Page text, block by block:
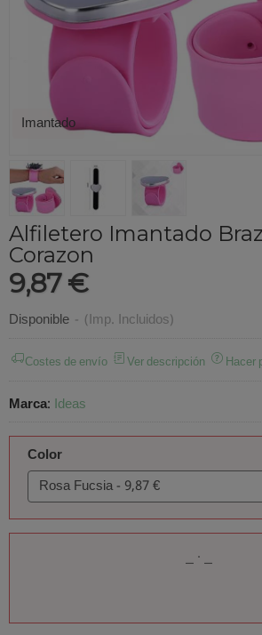
Imantado
Alfiletero Imantado
Corazon
9,87 €
Disponible - (Imp. Incluidos)
Costes de envío Ver descripción Hacer
Marca: Ideas
Color